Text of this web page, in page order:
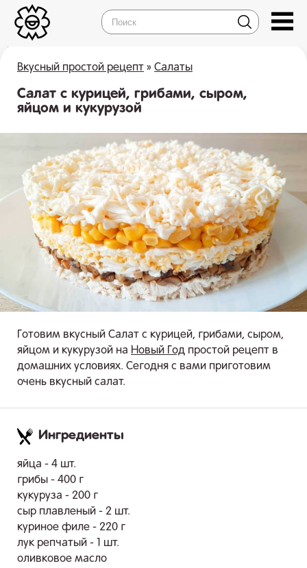
Вкусный простой рецепт » Салаты
Салат с курицей, грибами, сыром,
яйцом и кукурузой
Готовим вкусный Салат с курицей, грибами, сыром,
яйцом и кукурузой на Новый Год простой рецепт в
домашних условиях. Сегодня с вами приготовим
очень вкусный салат.
Ингредиенты
яйца - 4 шт.
грибы - 400 г
кукуруза - 200 г
сыр плавленый - 2 шт.
куриное филе - 220 г
лук репчатый - 1 шт.
оливковое масло